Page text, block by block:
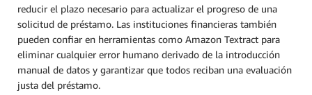
reducir el plazo necesario para actualizar el progreso de una
solicitud de préstamo. Las instituciones financieras también
pueden confiar en herramientas como Amazon Textract para
eliminar cualquier error humano derivado de la introducción
manual de datos y garantizar que todos reciban una evaluación
justa del préstamo.